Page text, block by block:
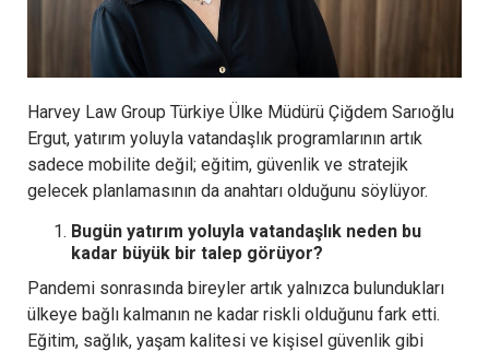
Harvey Law Group Türkiye Ülke Müdürü Çiğdem Sarıoğlu
Ergut, yatırım yoluyla vatandaşlık programlarının artık
sadece mobilite değil; eğitim, güvenlik ve stratejik
gelecek planlamasının da anahtarı olduğunu söylüyor.
Bugün yatırım yoluyla vatandaşlık neden bu
kadar büyük bir talep görüyor?
Pandemi sonrasında bireyler artık yalnızca bulundukları
ülkeye bağlı kalmanın ne kadar riskli olduğunu fark etti.
Eğitim, sağlık, yaşam kalitesi ve kişisel güvenlik gibi